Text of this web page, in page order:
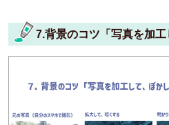
7.背景のコツ「写真を加工